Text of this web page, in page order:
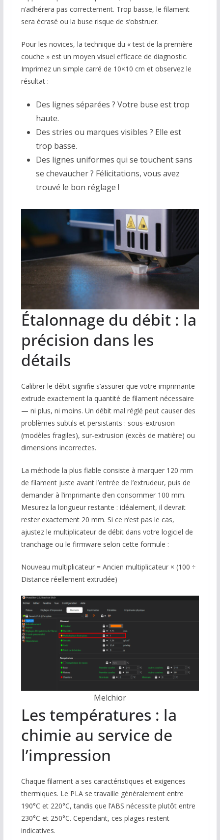
n’adhérera pas correctement. Trop basse, le filament
sera écrasé ou la buse risque de s’obstruer.
Pour les novices, la technique du « test de la première
couche » est un moyen visuel efficace de diagnostic.
Imprimez un simple carré de 10×10 cm et observez le
résultat :
Des lignes séparées ? Votre buse est trop
haute.
Des stries ou marques visibles ? Elle est
trop basse.
Des lignes uniformes qui se touchent sans
se chevaucher ? Félicitations, vous avez
trouvé le bon réglage !
Étalonnage du débit : la
précision dans les
détails
Calibrer le débit signifie s’assurer que votre imprimante
extrude exactement la quantité de filament nécessaire
— ni plus, ni moins. Un débit mal réglé peut causer des
problèmes subtils et persistants : sous-extrusion
(modèles fragiles), sur-extrusion (excès de matière) ou
dimensions incorrectes.
La méthode la plus fiable consiste à marquer 120 mm
de filament juste avant l’entrée de l’extrudeur, puis de
demander à l’imprimante d’en consommer 100 mm.
Mesurez la longueur restante : idéalement, il devrait
rester exactement 20 mm. Si ce n’est pas le cas,
ajustez le multiplicateur de débit dans votre logiciel de
tranchage ou le firmware selon cette formule :
Nouveau multiplicateur = Ancien multiplicateur × (100 ÷
Distance réellement extrudée)
Melchior
Les températures : la
chimie au service de
l’impression
Chaque filament a ses caractéristiques et exigences
thermiques. Le PLA se travaille généralement entre
190°C et 220°C, tandis que l’ABS nécessite plutôt entre
230°C et 250°C. Cependant, ces plages restent
indicatives.